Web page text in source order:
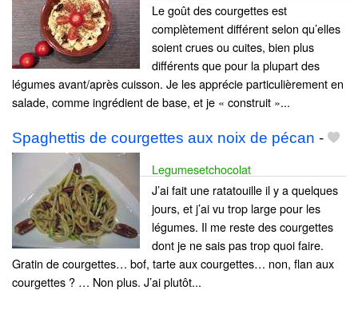
Le goût des courgettes est
complètement différent selon qu’elles
soient crues ou cuites, bien plus
différents que pour la plupart des
légumes avant/après cuisson. Je les apprécie particulièrement en
salade, comme ingrédient de base, et je « construit »...
Spaghettis de courgettes aux noix de pécan -
Legumesetchocolat
J’ai fait une ratatouille il y a quelques
jours, et j’ai vu trop large pour les
légumes. Il me reste des courgettes
dont je ne sais pas trop quoi faire.
Gratin de courgettes… bof, tarte aux courgettes… non, flan aux
courgettes ? … Non plus. J’ai plutôt...